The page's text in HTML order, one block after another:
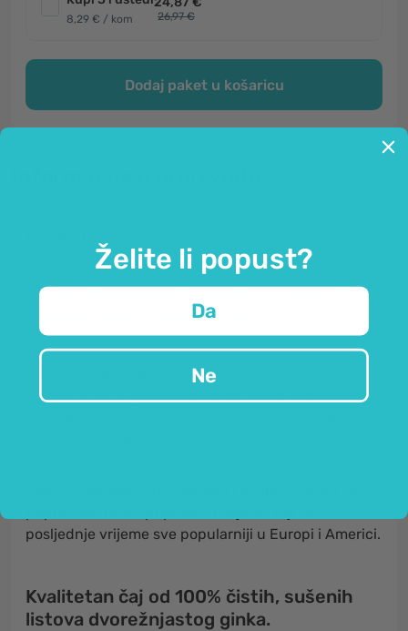
8,29 € / kom 26,97 €
Dodaj paket u košaricu
Čaj od ginka upotrebljava se u cijelom
svijetu i sve je popularniji.
(znanstvenoGinkgo biloba
skraćeno samo
posljednje vrijeme sve popularniji u Europi i Americi.
Kvalitetan čaj od 100% čistih, sušenih
listova dvorežnjastog ginka.
Želite li popust?
Da
Ne